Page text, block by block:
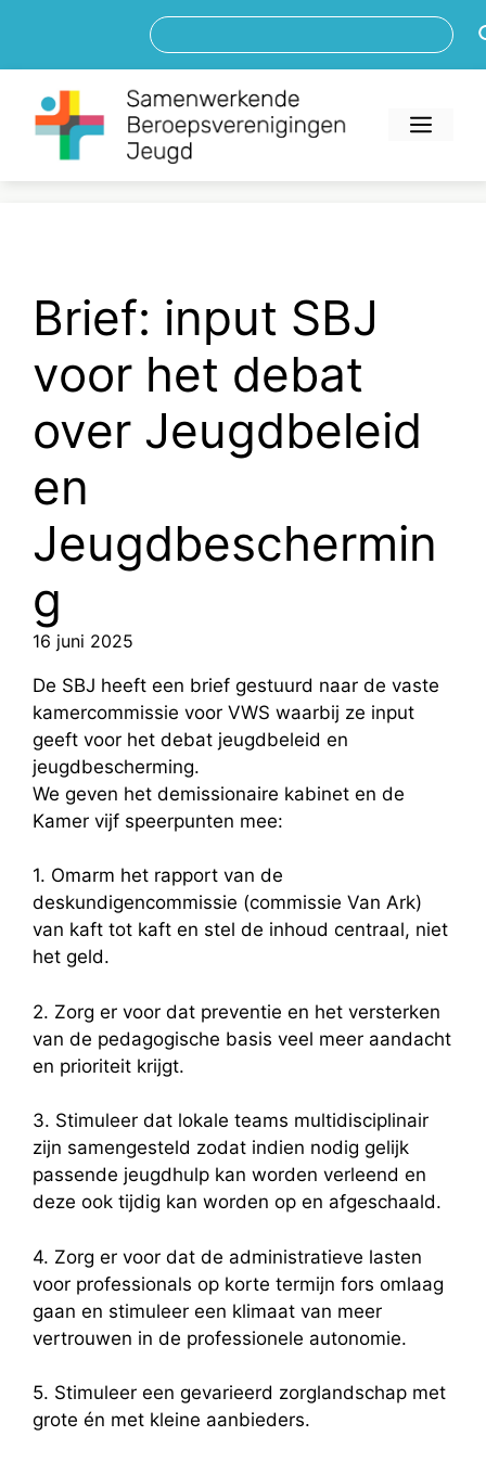
de
inhoud
Brief: input SBJ
voor het debat
over Jeugdbeleid
en
Jeugdbeschermin
g
16 juni 2025
De SBJ heeft een brief gestuurd naar de vaste
kamercommissie voor VWS waarbij ze input
geeft voor het debat jeugdbeleid en
jeugdbescherming.
We geven het demissionaire kabinet en de
Kamer vijf speerpunten mee:
1. Omarm het rapport van de
deskundigencommissie (commissie Van Ark)
van kaft tot kaft en stel de inhoud centraal, niet
het geld.
2. Zorg er voor dat preventie en het versterken
van de pedagogische basis veel meer aandacht
en prioriteit krijgt.
3. Stimuleer dat lokale teams multidisciplinair
zijn samengesteld zodat indien nodig gelijk
passende jeugdhulp kan worden verleend en
deze ook tijdig kan worden op en afgeschaald.
4. Zorg er voor dat de administratieve lasten
voor professionals op korte termijn fors omlaag
gaan en stimuleer een klimaat van meer
vertrouwen in de professionele autonomie.
5. Stimuleer een gevarieerd zorglandschap met
grote én met kleine aanbieders.